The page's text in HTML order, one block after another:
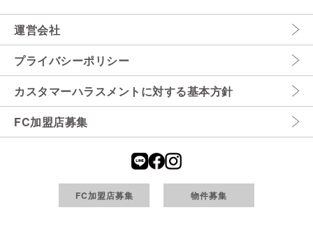
運営会社
プライバシーポリシー
カスタマーハラスメントに対する基本方針
FC加盟店募集
FC加盟店募集 物件募集